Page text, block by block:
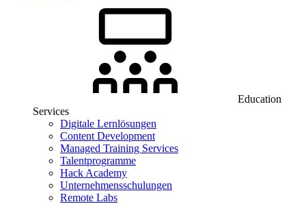
Education
Services
Digitale Lernlösungen
Content Development
Managed Training Services
Talentprogramme
Hack Academy
Unternehmensschulungen
Remote Labs